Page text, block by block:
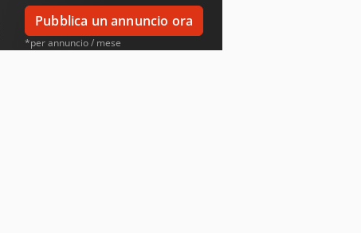
Pubblica un annuncio ora
*per annuncio / mese